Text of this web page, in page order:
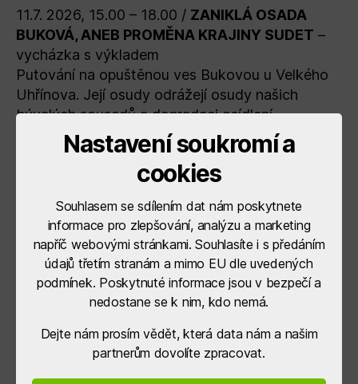
11.7. 2026, 15.00 – 18.00 / ZANIKLÁ OSADA
BUKOVÁ, ANEB PROMĚNA KRAJINY SUDET –
vycházka s výkladem
Putování na opuštěnou ves Bukovou u Velkého
Uhřínova. Její osudy odrážejí osudy našich
bývalých sousedů a degradaci osídlení
v horských oblastech.
Vladimír Homolka, historik, PhDr. Bohumír
Nova, možnost zaparkovat a pěšky dále (7km).
vstupné: 100 Kč
– vycházka s výkladem
Přijaté projekty do výzev IROP
Nastavení soukromí a
cookies
Souhlasem se sdílením dat nám poskytnete
informace pro zlepšování, analýzu a marketing
napříč webovými stránkami. Souhlasíte i s předáním
údajů třetím stranám a mimo EU dle uvedených
podmínek. Poskytnuté informace jsou v bezpečí a
nedostane se k nim, kdo nemá.
Dejte nám prosím vědět, která data nám a našim
partnerům dovolíte zpracovat.